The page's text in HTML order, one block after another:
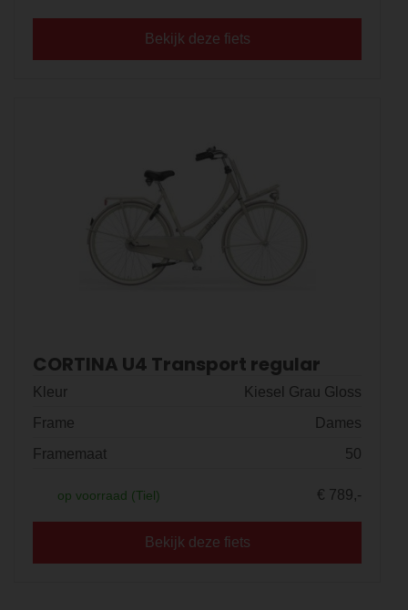
Bekijk deze fiets
CORTINA U4 Transport regular
Kleur
Kiesel Grau Gloss
Frame
Dames
Framemaat
50
op voorraad (Tiel) € 789,-
Bekijk deze fiets